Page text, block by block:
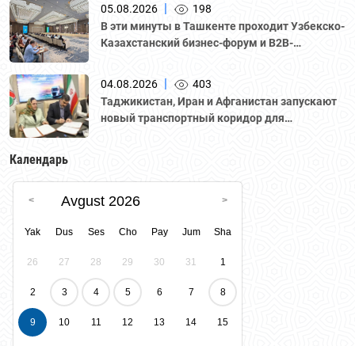
05.08.2026 |
198
В эти минуты в Ташкенте проходит Узбекско-
Казахстанский бизнес-форум и B2B-
Национальной палатой предпринимателей
Казахстана "Атамекен."
04.08.2026 |
403
Таджикистан, Иран и Афганистан запускают
новый транспортный коридор для
Календарь
Avgust 2026
Yak Dus Ses Cho Pay Jum Sha
26 27 28 29 30 31 1
2 3 4 5 6 7 8
9 10 11 12 13 14 15